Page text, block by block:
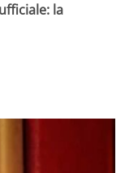
la